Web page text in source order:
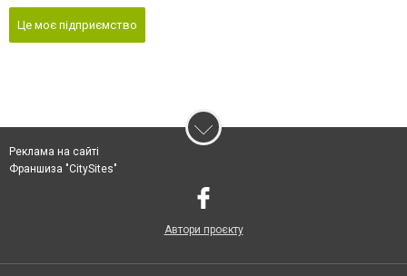
Це моє підприємство
Реклама на сайті
Франшиза "CitySites"
Автори проєкту